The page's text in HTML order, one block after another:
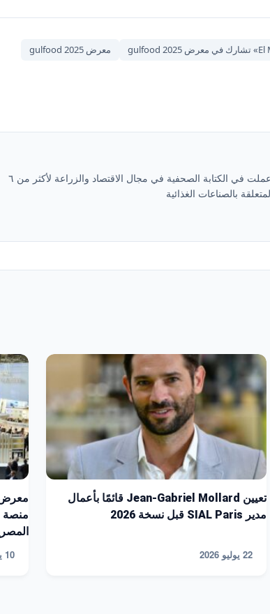
معرض gulfood 2025
محمد متولي رئيس التحرير ومقيد في نقابة الصحفيين وعملت في الكتابة الصحفية في مجال الاقتصاد والزراعة لأكثر من ٦
بالصناعات الغذائية
تعيين Jean-Gabriel Mollard قائمًا بأعمال
مدير SIAL Paris قبل نسخة 2026
22 يوليو 2026
منصة
10 يوليو 2026